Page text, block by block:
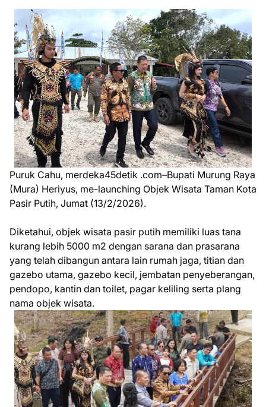
Puruk Cahu, merdeka45detik .com–Bupati Murung Raya
(Mura) Heriyus, me-launching Objek Wisata Taman Kota
Pasir Putih, Jumat (13/2/2026).
Diketahui, objek wisata pasir putih memiliki luas tana
kurang lebih 5000 m2 dengan sarana dan prasarana
yang telah dibangun antara lain rumah jaga, titian dan
gazebo utama, gazebo kecil, jembatan penyeberangan,
pendopo, kantin dan toilet, pagar keliling serta plang
nama objek wisata.